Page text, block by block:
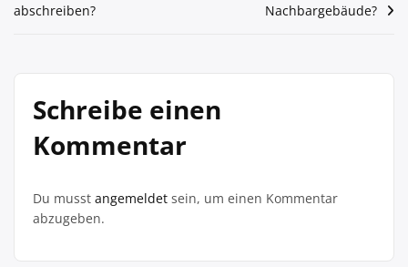
abschreiben?
Nachbargebäude?
Schreibe einen
Kommentar
Du musst angemeldet sein, um einen Kommentar
abzugeben.